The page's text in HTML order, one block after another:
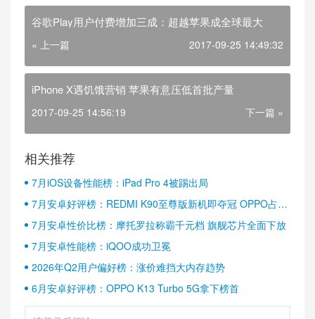
谷歌Play用户付费增加三成：超越苹果成全球最大
« 上一篇 2017-09-25 14:49:32
iPhone X遇饥饿营销 苹果有意压低首批产量
2017-09-25 14:56:19 下一篇 »
相关推荐
7月iOS设备性能榜：iPad Pro 4被踢出局
7月安卓好评榜：REDMI K90至尊版新机即夺冠 OPPO占据
半壁江山
7月安卓性价比榜：摩托罗拉称霸千元档 旗舰芯片全面下放
7月安卓性能榜：iQOO成功卫冕
2026年Q2用户偏好榜：涨价难挡大内存趋势
6月安卓好评榜：OPPO K13 Turbo 5G拿下榜首